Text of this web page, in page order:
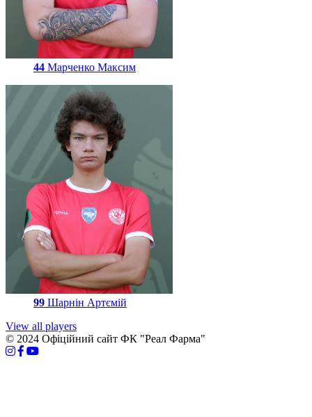
44 Марченко Максим
99 Шарнін Артємій
View all players
© 2024 Офіційний сайт ФК "Реал Фарма"